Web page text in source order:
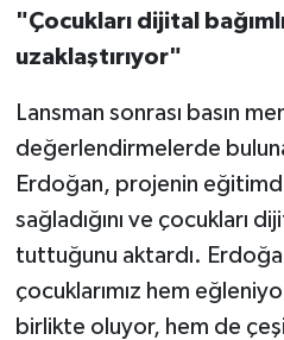
"Çocukları dijital
uzaklaştırıyor"
Lansman sonrası basın
değerlendirmelerde
Erdoğan, projenin
sağladığını ve çocukları
tuttuğunu aktardı.
çocuklarımız hem
birlikte oluyor, hem de